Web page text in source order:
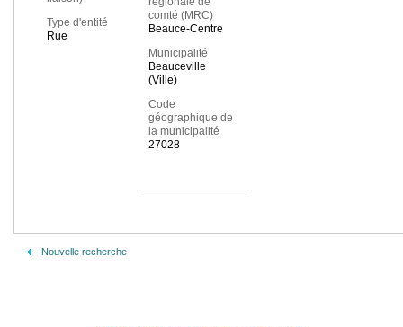
Type d'entité
Rue
comté (MRC)
Beauce-Centre
Municipalité
Beauceville
(Ville)
Code
géographique de
la municipalité
27028
Nouvelle recherche